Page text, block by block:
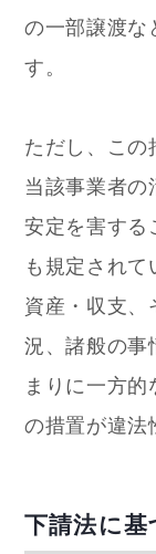
の一部譲渡な
す。
ただし、この
当該事業者の
安定を害する
も規定されて
資産・収支、
況、諸般の事
まりに一方
の措置が違法
下請法に基